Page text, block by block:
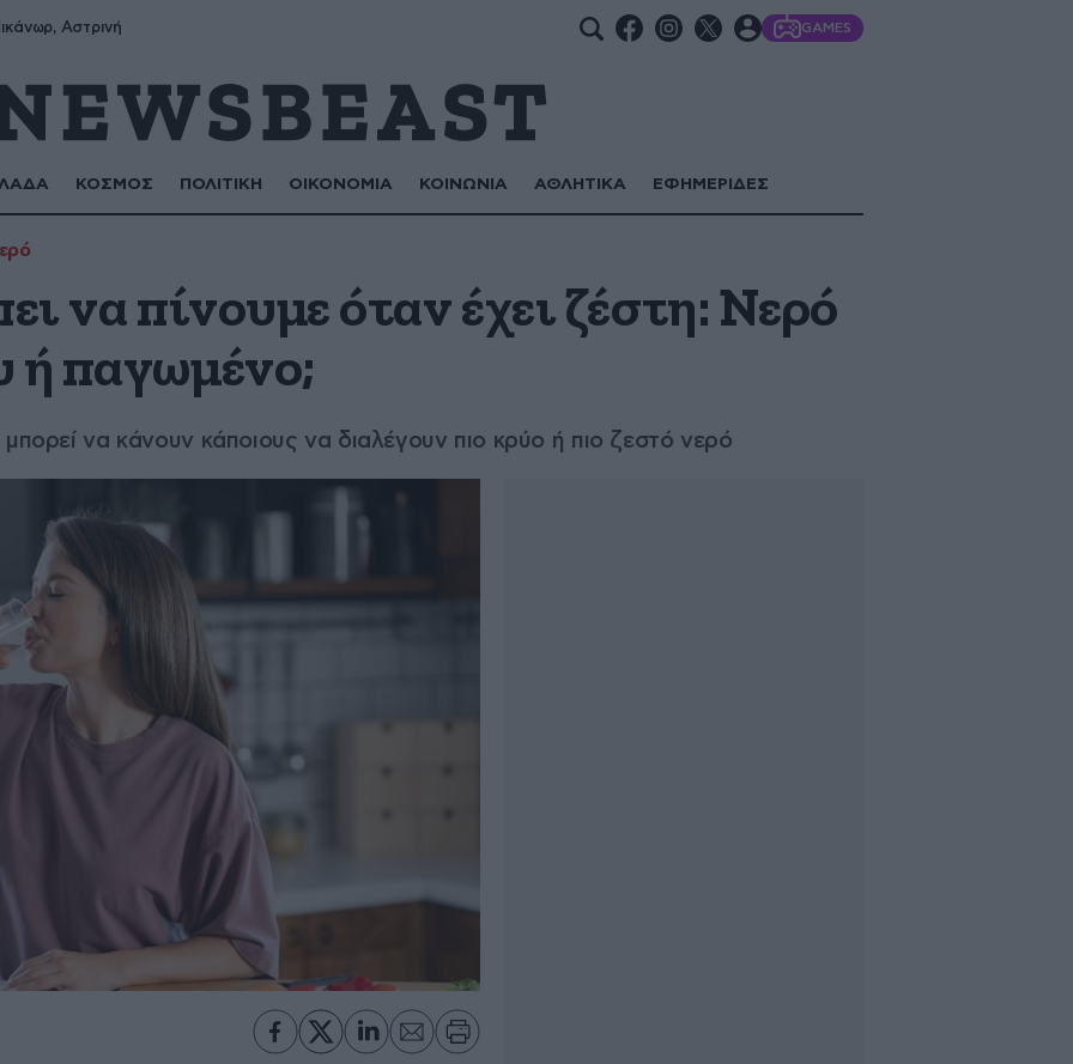
Αστρινή GAMES
ΚΟΣΜΟΣ ΠΟΛΙΤΙΚΗ ΟΙΚΟΝΟΜΙΑ ΚΟΙΝΩΝΙΑ ΑΘΛΗΤΙΚΑ ΕΦΗΜΕΡΙΔΕΣ
να πίνουμε όταν έχει ζέστη: Νερό
ή παγωμένο;
να κάνουν κάποιους να διαλέγουν πιο κρύο ή πιο ζεστό νερό